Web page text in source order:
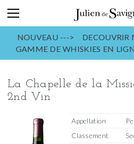
NOUVEAU ---> DECOUVRIR
GAMME DE WHISKIES EN
La Chapelle de la
2nd Vin
Appellation
Classement